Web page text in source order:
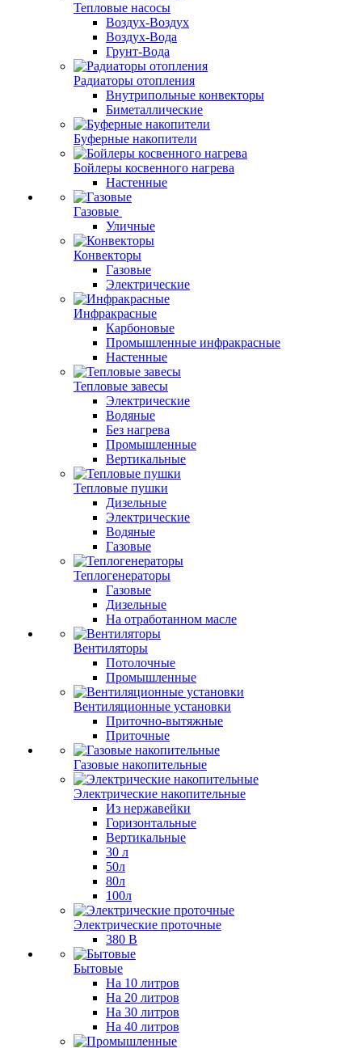
Тепловые насосы
Воздух-Воздух
Воздух-Вода
Грунт-Вода
Радиаторы отопления
Внутрипольные конвекторы
Биметаллические
Буферные накопители
Бойлеры косвенного нагрева
Настенные
Газовые
Уличные
Конвекторы
Газовые
Электрические
Инфракрасные
Карбоновые
Промышленные инфракрасные
Настенные
Тепловые завесы
Электрические
Водяные
Без нагрева
Промышленные
Вертикальные
Тепловые пушки
Дизельные
Электрические
Водяные
Газовые
Теплогенераторы
Газовые
Дизельные
На отработанном масле
Вентиляторы
Потолочные
Промышленные
Вентиляционные установки
Приточно-вытяжные
Приточные
Газовые накопительные
Электрические накопительные
Из нержавейки
Горизонтальные
Вертикальные
30 л
50л
80л
100л
Электрические проточные
380 В
Бытовые
На 10 литров
На 20 литров
На 30 литров
На 40 литров